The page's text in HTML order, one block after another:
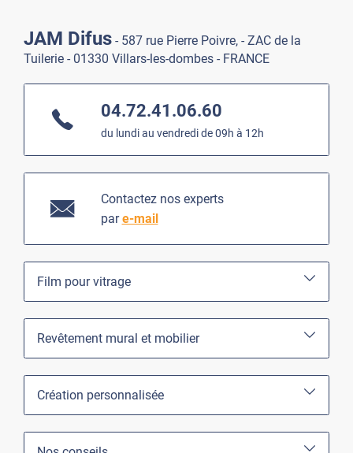
JAM Difus - 587 rue Pierre Poivre, - ZAC de la
Tuilerie - 01330 Villars-les-dombes - FRANCE
04.72.41.06.60
du lundi au vendredi de 09h à 12h
Contactez nos experts
pare-mail
Film pour vitrage
Revêtement mural et mobilier
Création personnalisée